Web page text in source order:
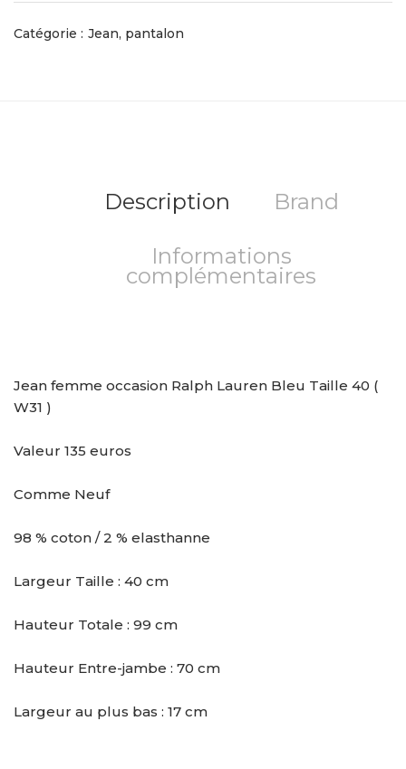
Catégorie : Jean, pantalon
Description Brand
Informations
complémentaires
Jean femme occasion Ralph Lauren Bleu Taille 40 (
W31 )
Valeur 135 euros
Comme Neuf
98 % coton / 2 % elasthanne
Largeur Taille : 40 cm
Hauteur Totale : 99 cm
Hauteur Entre-jambe : 70 cm
Largeur au plus bas : 17 cm